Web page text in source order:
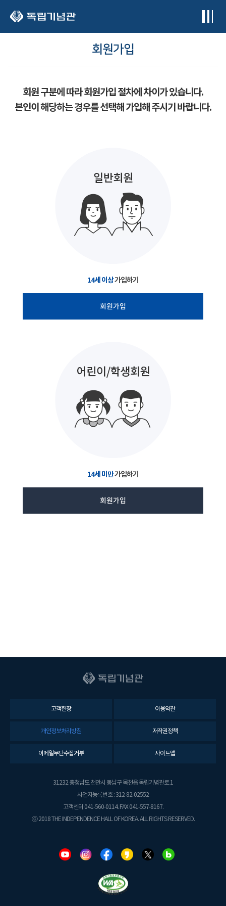
회원가입
회원 구분에 따라 회원가입 절차에 차이가 있습니다.
본인이 해당하는 경우를 선택해 가입해 주시기 바랍니다.
14세 이상가입하기
회원가입
14세 미만가입하기
회원가입
고객헌장 이용약관
개인정보처리방침 저작권정책
이메일무단수집거부 사이트맵
31232 충청남도 천안시 동남구 목천읍 독립기념관로 1
사업자등록번호 : 312-82-02552
고객센터 041-560-0114. FAX 041-557-8167.
ⓒ 2018 THE INDEPENDENCE HALL OF KOREA. ALL RIGHTS RESERVED.